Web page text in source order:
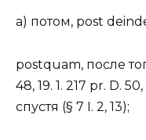
a) потом, post deinde
postquam, после
48, 19. 1. 217 pr. D.
спустя (§ 7 I. 2, 13);